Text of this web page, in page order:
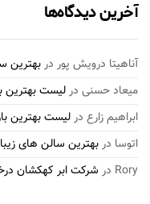
آخرین دیدگاه‌ها
آناهیتا درویش پور دربهترین
میعاد حسنی درلیست بهترین
ابراهیم زارع درلیست بهترین
اتوسا دربهترین سالن های
Rory در شرکت ابر کهکشان